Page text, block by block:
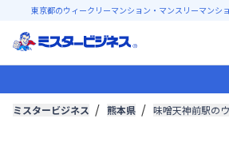
東京都のウィークリーマンション・マンスリーマンシ
ミスタービジネス 熊本県 味噌天神前駅の